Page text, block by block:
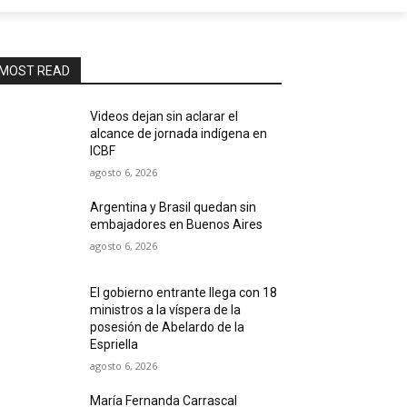
READ
Videos dejan sin aclarar el
alcance de jornada indígena en
ICBF
agosto 6, 2026
Argentina y Brasil quedan sin
embajadores en Buenos Aires
agosto 6, 2026
El gobierno entrante llega con 18
ministros a la víspera de la
posesión de Abelardo de la
Espriella
agosto 6, 2026
María Fernanda Carrascal